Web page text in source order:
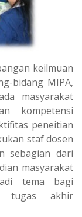
keilmuan
bidang MIPA,
masyarakat
kompetensi
peneitian
staf dosen
sebagian dari
masyarakat
tema bagi
tugas akhir